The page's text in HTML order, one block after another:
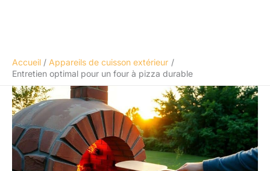
Accueil
Appareils de cuisson extérieur
Entretien optimal pour un four à pizza durable